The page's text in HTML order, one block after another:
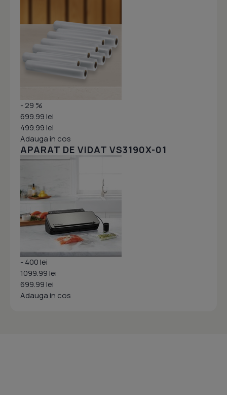
- 29 %
699.99 lei
499.99 lei
Adauga in cos
APARAT DE VIDAT VS3190X-01
- 400 lei
1099.99 lei
699.99 lei
Adauga in cos